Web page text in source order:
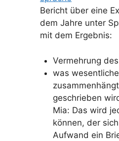
Bericht über eine
dem Jahre unter
mit dem Ergebnis:
Vermehrung
was
geschrieben
Mia: Das wird
können, der
Aufwand ein